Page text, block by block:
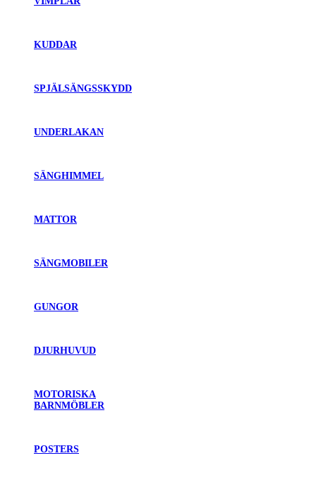
KUDDAR
SPJÄLSÄNGSSKYDD
UNDERLAKAN
SÄNGHIMMEL
MATTOR
SÄNGMOBILER
GUNGOR
DJURHUVUD
MOTORISKA
BARNMÖBLER
POSTERS